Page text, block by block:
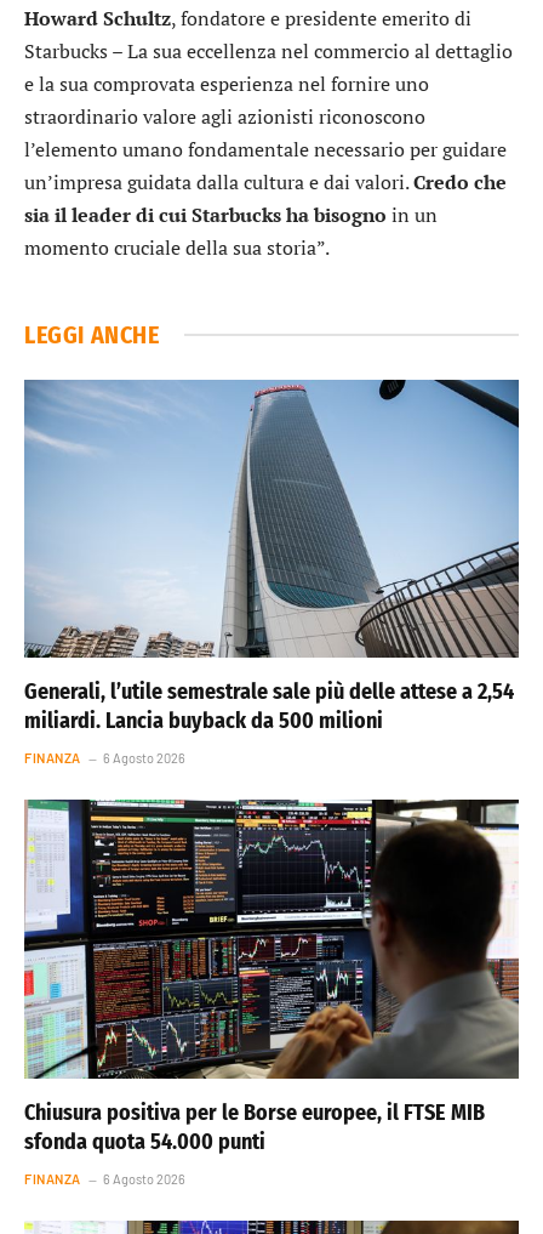
Howard Schultz, fondatore e presidente emerito di
Starbucks – La sua eccellenza nel commercio al dettaglio
e la sua comprovata esperienza nel fornire uno
straordinario valore agli azionisti riconoscono
l’elemento umano fondamentale necessario per guidare
un’impresa guidata dalla cultura e dai valori.Credo che
sia il leader di cui Starbucks ha bisogno in un
momento cruciale della sua storia”.
LEGGI ANCHE
Generali, l’utile semestrale sale più delle attese a 2,54
miliardi. Lancia buyback da 500 milioni
FINANZA 6 Agosto 2026
Chiusura positiva per le Borse europee, il FTSE MIB
sfonda quota 54.000 punti
FINANZA 6 Agosto 2026